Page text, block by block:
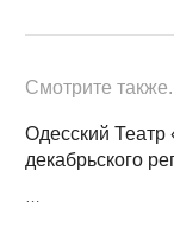
Смотрите
Одесский Театр
декабрьского
…